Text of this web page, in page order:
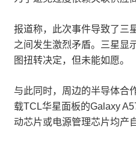
报道称，此次事件导致了三
之间发生激烈矛盾。三星显
图扭转决定，但未能如愿。
与此同时，周边的半导体合
载TCL华星面板的Galaxy
动芯片或电源管理芯片均产